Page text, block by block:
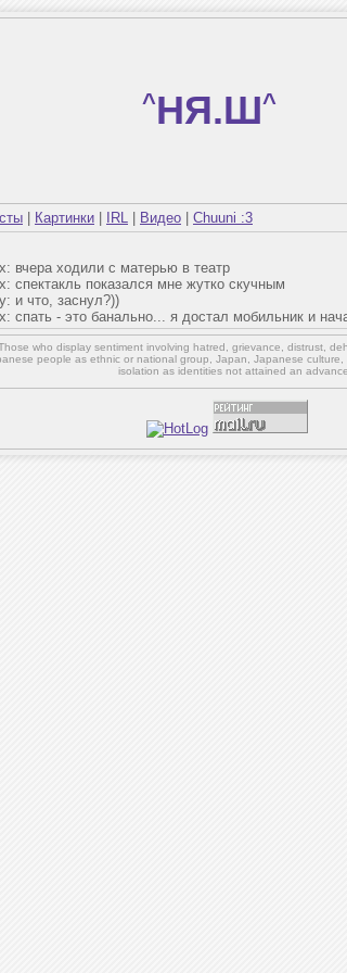
^НЯ.Ш^
Картинки IRL Видео Chuuni :3
вчера ходили с матерью в театр
спектакль показался мне жутко скучным
и что, заснул?))
спать - это банально... я достал мобильник и
who display sentiment involving hatred, grievance, distrust,
people as ethnic or national group, Japan, Japanese culture,
isolation as identities not attained an